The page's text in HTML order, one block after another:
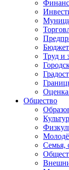
Бюджет
Труд и
Оценка
Общество
Семья,